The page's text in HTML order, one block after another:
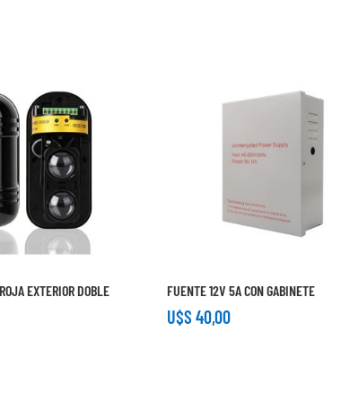
EXTERIOR DOBLE
FUENTE 12V 5A CON GABINETE
U$S 40,00